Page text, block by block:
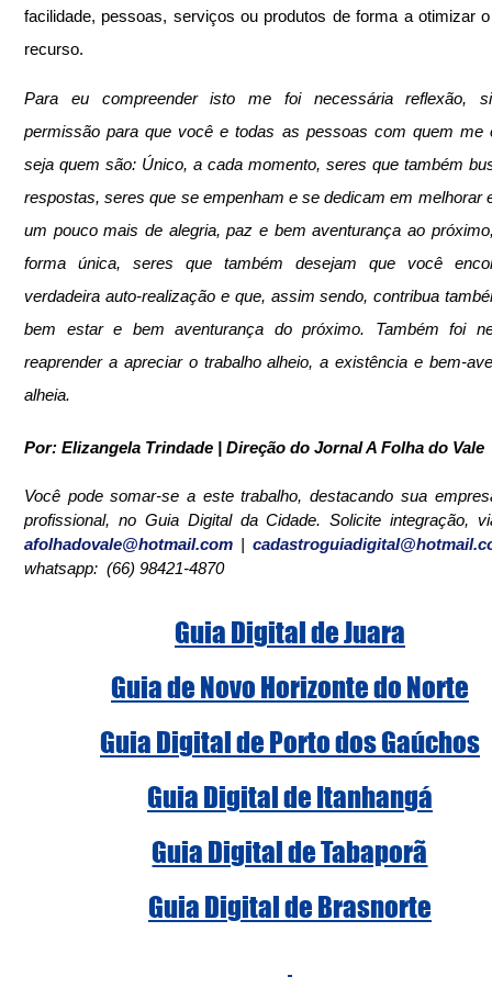
facilidade, pessoas, serviços ou produtos de forma a otimizar
recurso.
Para eu compreender isto me foi necessária reflexão,
permissão para que você e todas as pessoas com quem me
seja quem são: Único, a cada momento, seres que também
respostas, seres que se empenham e se dedicam em melhorar
um pouco mais de alegria, paz e bem aventurança ao
forma única, seres que também desejam que você
verdadeira auto-realização e que, assim sendo, contribua
bem estar e bem aventurança do próximo. Também foi
reaprender a apreciar o trabalho alheio, a existência e bem-
alheia.
Por: Elizangela Trindade | Direção do Jornal A Folha do Vale
Você pode somar-se a este trabalho, destacando sua
afolhadovale@hotmail.com |
whatsapp:  (66) 98421-4870
Guia Digital de Juara
Guia de Novo Horizonte do Norte
Guia Digital de Porto dos Gaúchos
Guia Digital de Itanhangá
Guia Digital de Tabaporã
Guia Digital de Brasnorte